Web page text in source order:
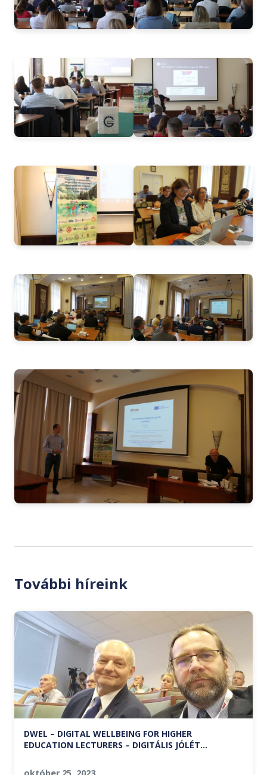
További híreink
DWEL – DIGITAL WELLBEING FOR HIGHER
EDUCATION LECTURERS – DIGITÁLIS JÓLÉT